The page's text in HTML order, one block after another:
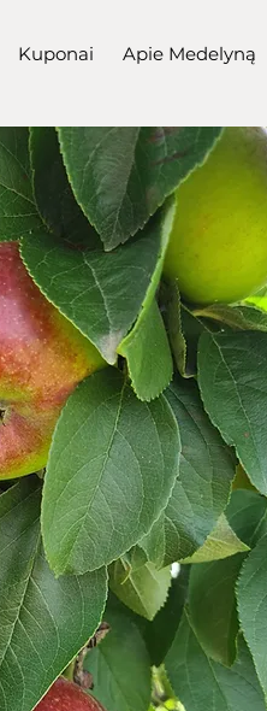
Kuponai Apie Medelyną